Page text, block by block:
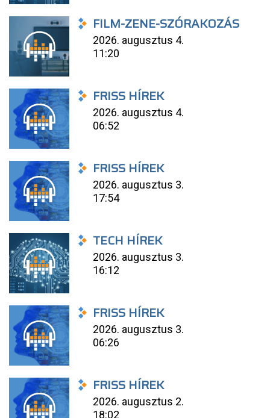
FILM-ZENE-SZÓRAKOZÁS
2026. augusztus 4.
11:20
FRISS HÍREK
2026. augusztus 4.
06:52
FRISS HÍREK
2026. augusztus 3.
17:54
TECH HÍREK
2026. augusztus 3.
16:12
FRISS HÍREK
2026. augusztus 3.
06:26
FRISS HÍREK
2026. augusztus 2.
18:02